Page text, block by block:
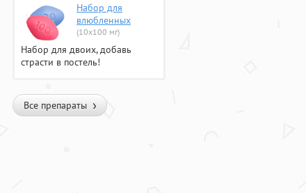
Набор для
влюбленных
(10х100 мг)
Набор для двоих, добавь
страсти в постель!
Все препараты